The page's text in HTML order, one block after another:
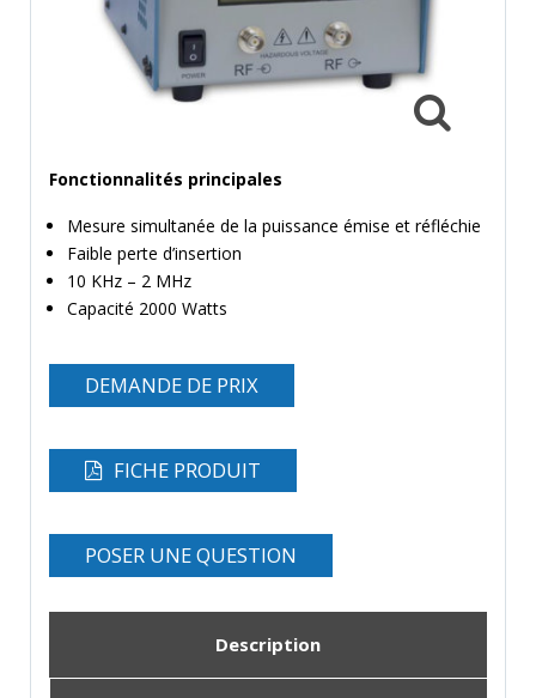
MESURE
MARQUES
ACTUALITÉS
SERVICE & SUPPORT
Fonctionnalités principales
Mesure simultanée de la puissance émise et réfléchie
Faible perte d’insertion
10 KHz – 2 MHz
Capacité 2000 Watts
DEMANDE DE PRIX
FICHE PRODUIT
POSER UNE QUESTION
Description